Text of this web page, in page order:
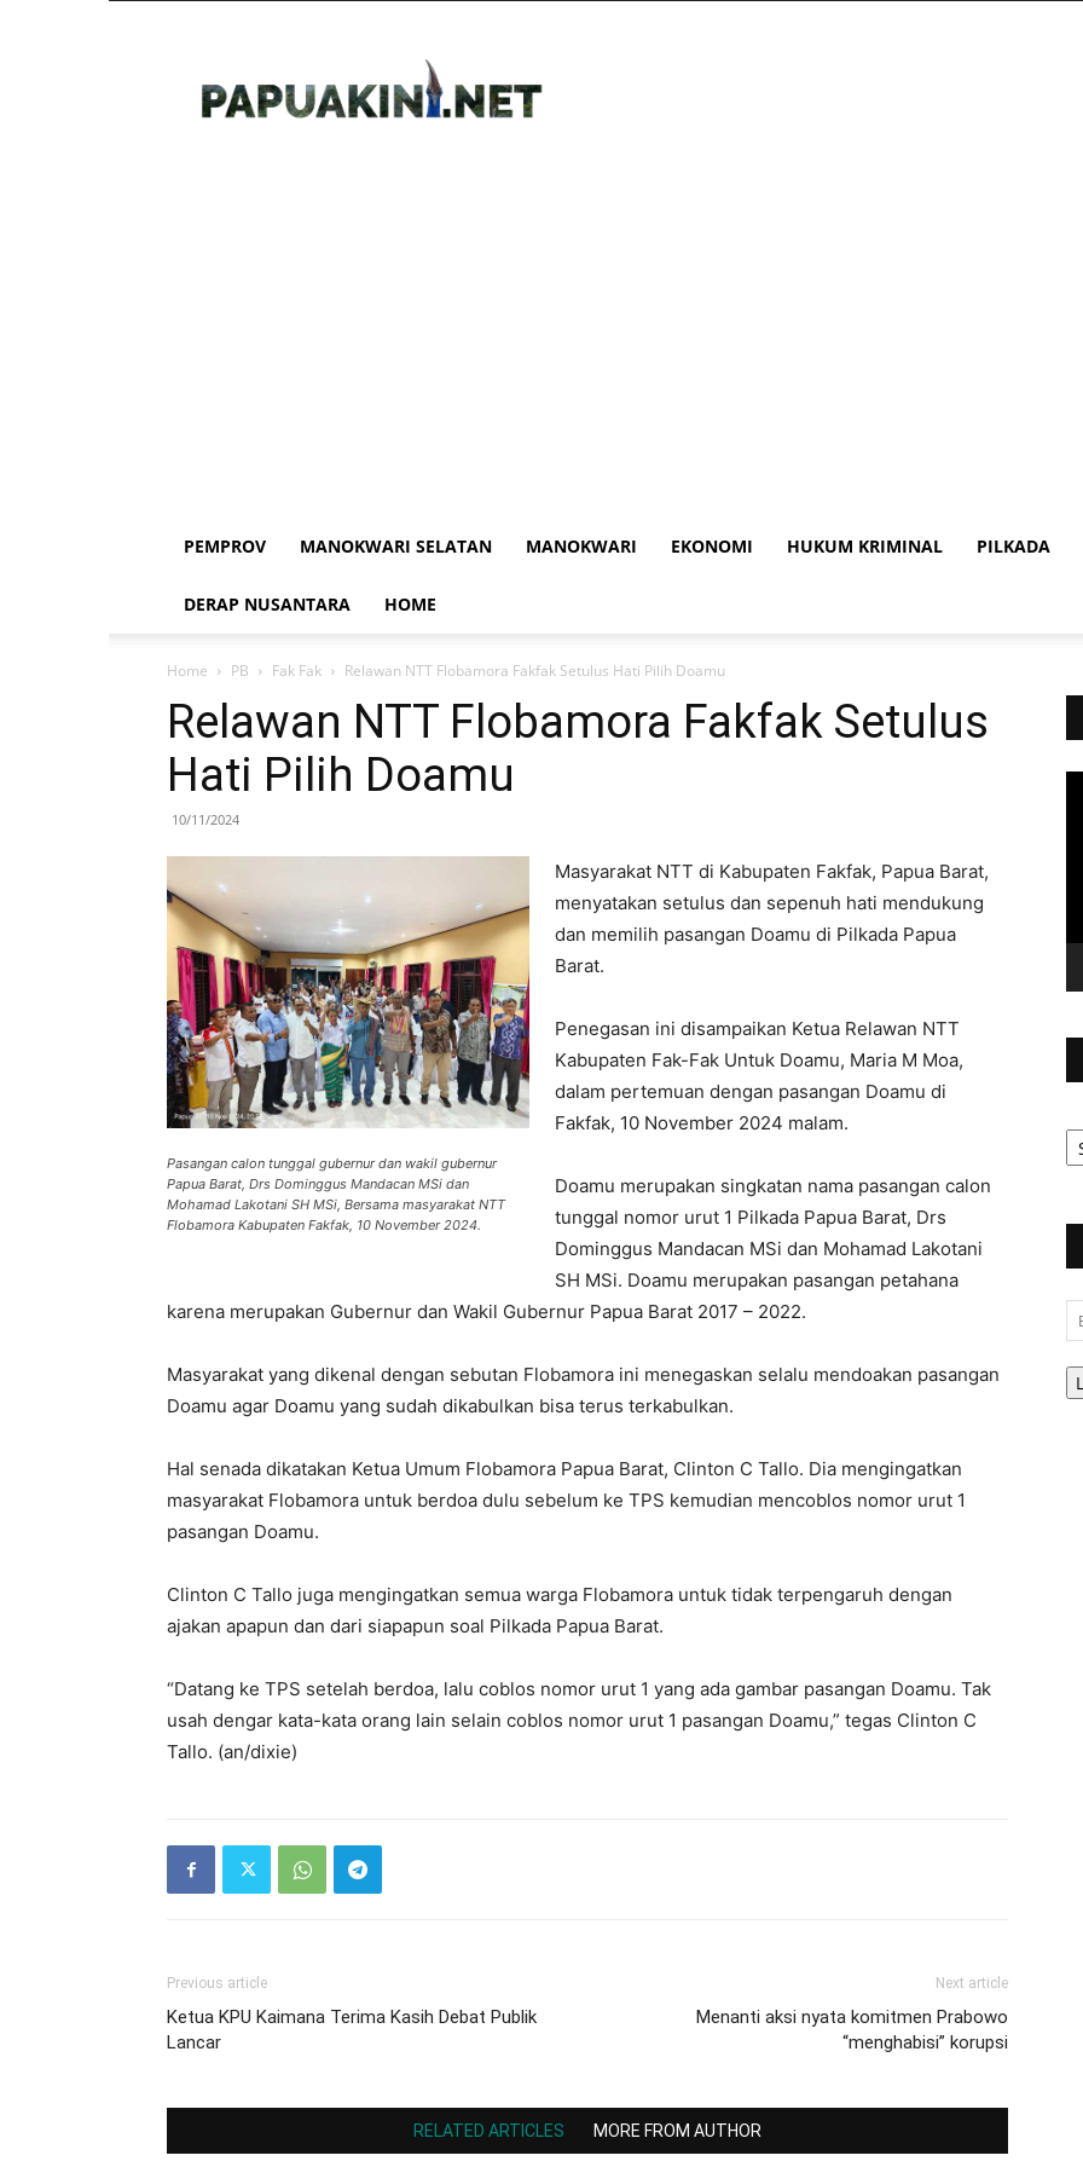
PEMPROV MANOKWARI SELATAN MANOKWARI EKONOMI HUKUM KRIMINAL PILKADA
DERAP NUSANTARA HOME
Home PB Fak Fak Relawan NTT Flobamora Fakfak Setulus Hati Pilih Doamu
Relawan NTT Flobamora Fakfak Setulus
Hati Pilih Doamu
10/11/2024
Pasangan calon tunggal gubernur dan wakil gubernur
Papua Barat, Drs Dominggus Mandacan MSi dan
Mohamad Lakotani SH MSi, Bersama masyarakat NTT
Flobamora Kabupaten Fakfak, 10 November 2024.
Masyarakat NTT di Kabupaten Fakfak, Papua Barat,
menyatakan setulus dan sepenuh hati mendukung
dan memilih pasangan Doamu di Pilkada Papua
Barat.
Penegasan ini disampaikan Ketua Relawan NTT
Kabupaten Fak-Fak Untuk Doamu, Maria M Moa,
dalam pertemuan dengan pasangan Doamu di
Fakfak, 10 November 2024 malam.
Doamu merupakan singkatan nama pasangan calon
tunggal nomor urut 1 Pilkada Papua Barat, Drs
Dominggus Mandacan MSi dan Mohamad Lakotani
SH MSi. Doamu merupakan pasangan petahana
karena merupakan Gubernur dan Wakil Gubernur Papua Barat 2017 – 2022.
Masyarakat yang dikenal dengan sebutan Flobamora ini menegaskan selalu mendoakan pasangan
Doamu agar Doamu yang sudah dikabulkan bisa terus terkabulkan.
Hal senada dikatakan Ketua Umum Flobamora Papua Barat, Clinton C Tallo. Dia mengingatkan
masyarakat Flobamora untuk berdoa dulu sebelum ke TPS kemudian mencoblos nomor urut 1
pasangan Doamu.
Clinton C Tallo juga mengingatkan semua warga Flobamora untuk tidak terpengaruh dengan
ajakan apapun dan dari siapapun soal Pilkada Papua Barat.
“Datang ke TPS setelah berdoa, lalu coblos nomor urut 1 yang ada gambar pasangan Doamu. Tak
usah dengar kata-kata orang lain selain coblos nomor urut 1 pasangan Doamu,” tegas Clinton C
Tallo. (an/dixie)
Previous article
Ketua KPU Kaimana Terima Kasih Debat Publik
Lancar
Next article
Menanti aksi nyata komitmen Prabowo
“menghabisi” korupsi
RELATED ARTICLES MORE FROM AUTHOR